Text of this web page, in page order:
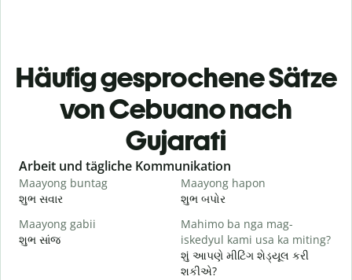
Häufig gesprochene Sätze
von Cebuano nach
Gujarati
Slide 1 of 6
Arbeit und tägliche Kommunikation
Maayong buntag
શુભ સવાર
Maayong hapon
શુભ બપોર
Maayong gabii
શુભ સાંજ
Mahimo ba nga mag-
iskedyul kami usa ka miting?
શું આપણે મીટિંગ શેડ્યૂલ કરી
શકીએ?